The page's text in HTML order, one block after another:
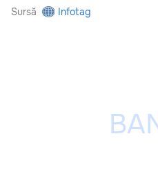
Sursă Infotag